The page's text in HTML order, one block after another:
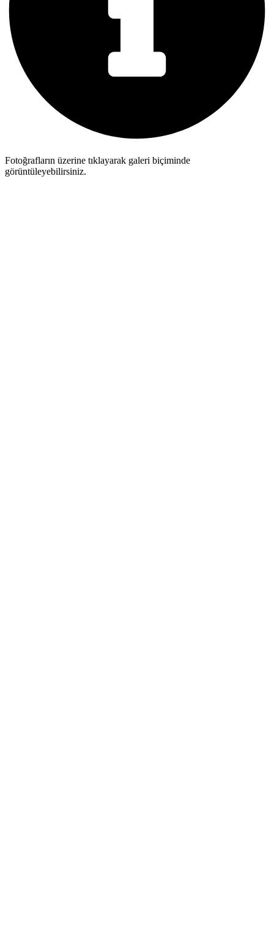
Fotoğrafların üzerine tıklayarak galeri biçiminde
görüntüleyebilirsiniz.